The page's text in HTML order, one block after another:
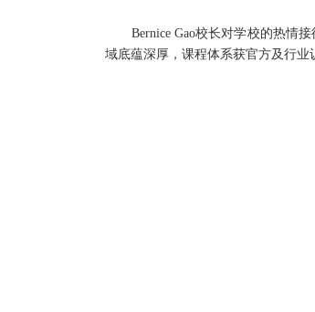
Bernice Gao校长对学校的热情
域底蕴深厚，课程体系获官方及行业